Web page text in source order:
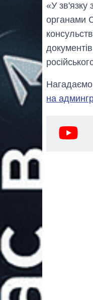
«У зв'язку
органами
на